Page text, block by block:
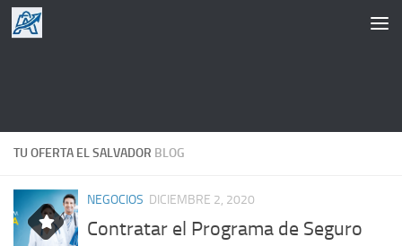
Saltar al contenido
TU OFERTA EL SALVADOR BLOG
NEGOCIOS DICIEMBRE 2, 2020
Contratar el Programa de Seguro